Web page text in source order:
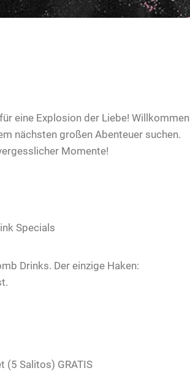
eine Explosion der Liebe! Willkommen
nächsten großen Abenteuer suchen.
Momente!
Specials
Drinks. Der einzige Haken:
(5 Salitos) GRATIS